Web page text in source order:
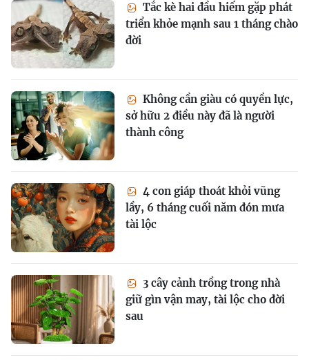
Tắc kè hai đầu hiếm gặp phát
triển khỏe mạnh sau 1 tháng chào
đời
Không cần giàu có quyền lực,
sở hữu 2 điều này đã là người
thành công
4 con giáp thoát khỏi vũng
lầy, 6 tháng cuối năm đón mưa
tài lộc
3 cây cảnh trồng trong nhà
giữ gìn vận may, tài lộc cho đời
sau